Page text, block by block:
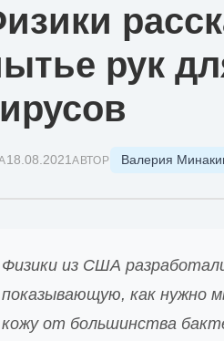
рук
18.08.2021 АВТОР Валерия
Физики из США
показывающую, как нужно
кожу от большинства